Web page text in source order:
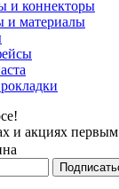
и коннекторы
и материалы
и акциях первым